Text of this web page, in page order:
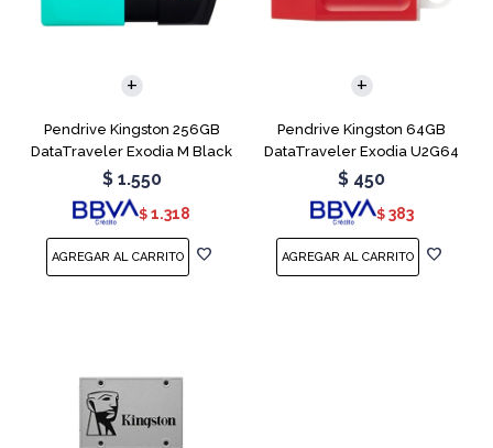
Pendrive Kingston 256GB
DataTraveler Exodia M Black
Teal
$ 1.550
$ 1.318
Pendrive Kingston 64GB
DataTraveler Exodia U2G64
Red
$ 450
$ 383